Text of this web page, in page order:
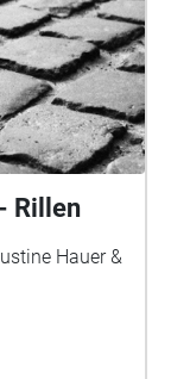
Rillen
Hauer &